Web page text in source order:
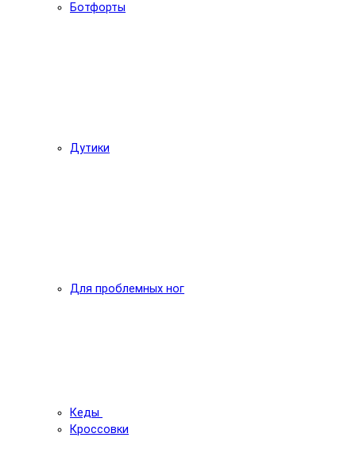
Ботфорты
Дутики
Для проблемных ног
Кеды
Кроссовки